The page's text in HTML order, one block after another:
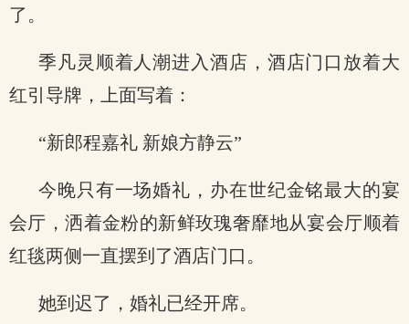
了。
季凡灵顺着人潮进入酒店，酒店门口放着大
红引导牌，上面写着：
“新郎程嘉礼 新娘方静云”
今晚只有一场婚礼，办在世纪金铭最大的宴
会厅，洒着金粉的新鲜玫瑰奢靡地从宴会厅顺着
红毯两侧一直摆到了酒店门口。
她到迟了，婚礼已经开席。